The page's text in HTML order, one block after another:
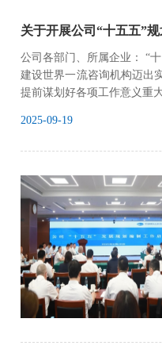
关于开展公司“十五五”
公司各部门、所属企业： “
建设世界一流咨询机构迈出
提前谋划好各项工作意义重大
2025-09-19